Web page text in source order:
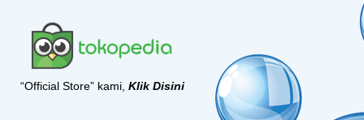
“Official Store” kami, Klik Disini